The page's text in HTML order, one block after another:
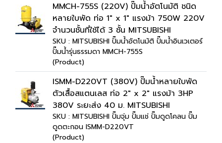
MMCH-755S (220V) ปั๊มน้ำอัตโนมัติ ชนิด
หลายใบพัด ท่อ 1" x 1" แรงม้า 750W 220V
จำนวนชั้นที่ใช้ได้ 3 ชั้น MITSUBISHI
SKU : MITSUBISHI ปั๊มน้ำอัตโนมัติ ปั๊มน้ำอินเวเตอร์
ปั๊มน้ำรุ่นธรรมดา MMCH-755S
(Product)
ISMM-D220VT (380V) ปั๊มน้ำหลายใบพัด
ตัวเสื้อสแตนเลส ท่อ 2" x 2" แรงม้า 3HP
380V ระยะส่ง 40 ม. MITSUBISHI
SKU : MITSUBISHI ปั๊มจุ่ม ปั๊มแช่ ปั๊มดูดโคลน ปั๊ม
ดูดตะกอน ISMM-D220VT
(Product)